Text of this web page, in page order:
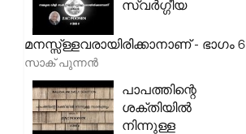
സ്വർഗ്ഗീയ
മനസ്സ്ള്ളവരായിരിക്കാനാണ് - ഭാഗം 6
സാക് പുന്നൻ
പാപത്തിന്റെ
ശക്തിയിൽ
നിന്നുള്ള